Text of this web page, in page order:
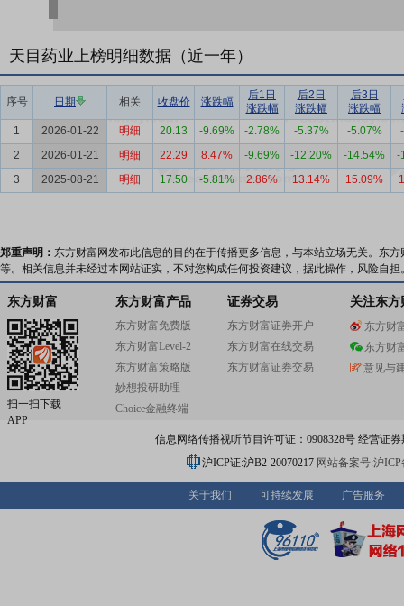
天目药业上榜明细数据（近一年）
序号 日期 相关 收盘价 涨跌幅
后1日
涨跌幅
后2日
涨跌幅
后3日
涨跌幅
1
2026-01-22 明细 20.13 -9.69% -2.78% -5.37% -5.07%
2
2026-01-21 明细 22.29 8.47% -9.69% -12.20% -14.54%
-
3
2025-08-21 明细 17.50 -5.81% 2.86% 13.14% 15.09%
郑重声明： 东方财富网发布此信息的目的在于传播更多信息，与本站立场无关。东
等。相关信息并未经过本网站证实，不对您构成任何投资建议，据此操作，风险自担